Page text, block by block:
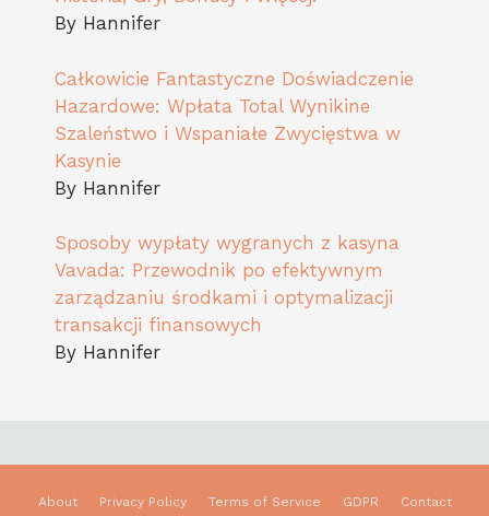
By Hannifer
Całkowicie Fantastyczne Doświadczenie
Hazardowe: Wpłata Total Wynikine
Szaleństwo i Wspaniałe Zwycięstwa w
Kasynie
By Hannifer
Sposoby wypłaty wygranych z kasyna
Vavada: Przewodnik po efektywnym
zarządzaniu środkami i optymalizacji
transakcji finansowych
By Hannifer
About Privacy Policy Terms of Service GDPR Contact